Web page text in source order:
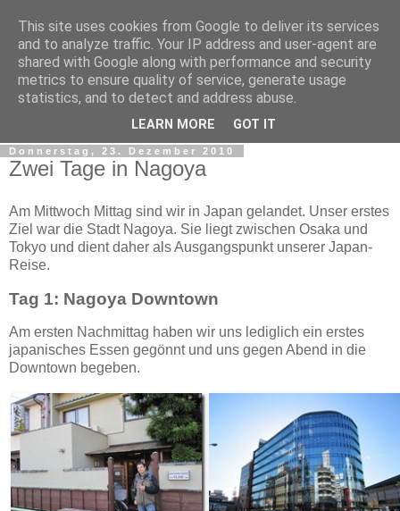
Dennis' Blog
Mein Tagebuch über ein Auslandssemester in Daejeon,
Donnerstag, 23. Dezember 2010
Zwei Tage in Nagoya
Am Mittwoch Mittag sind wir in Japan gelandet. Unser erstes
Ziel war die Stadt Nagoya. Sie liegt zwischen Osaka und
Tokyo und dient daher als Ausgangspunkt unserer Japan-
Reise.
Tag 1: Nagoya Downtown
Am ersten Nachmittag haben wir uns lediglich ein erstes
japanisches Essen gegönnt und uns gegen Abend in die
Downtown begeben.
This site uses cookies from Google to deliver its services
and to analyze traffic. Your IP address and user-agent are
shared with Google along with performance and security
metrics to ensure quality of service, generate usage
statistics, and to detect and address abuse.
LEARN MORE GOT IT